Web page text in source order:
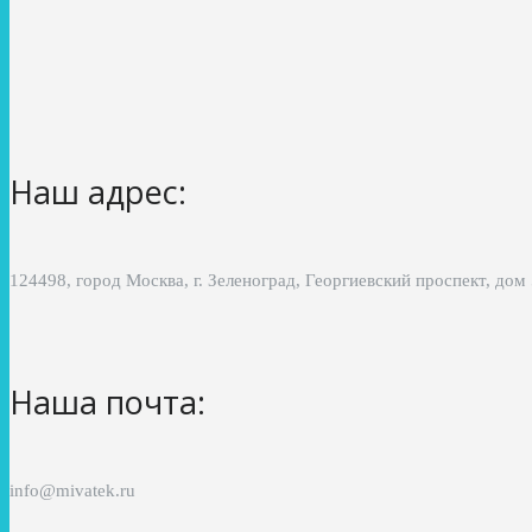
Наш адрес:
124498, город Москва, г. Зеленоград, Георгиевский проспект, дом
Наша почта:
info@mivatek.ru